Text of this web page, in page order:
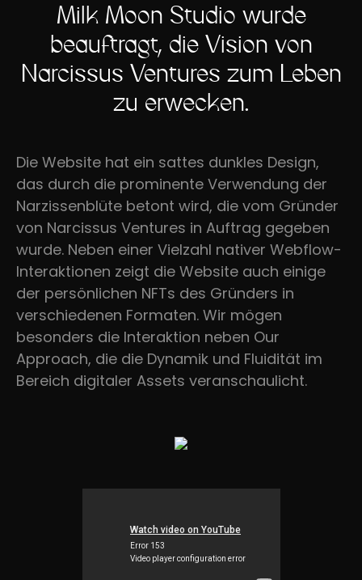
Milk Moon Studio wurde
beauftragt, die Vision von
Narcissus Ventures zum Leben
zu erwecken.
Die Website hat ein sattes dunkles Design,
das durch die prominente Verwendung der
Narzissenblüte betont wird, die vom Gründer
von Narcissus Ventures in Auftrag gegeben
wurde. Neben einer Vielzahl nativer Webflow-
Interaktionen zeigt die Website auch einige
der persönlichen NFTs des Gründers in
verschiedenen Formaten. Wir mögen
besonders die Interaktion neben Our
Approach, die die Dynamik und Fluidität im
Bereich digitaler Assets veranschaulicht.